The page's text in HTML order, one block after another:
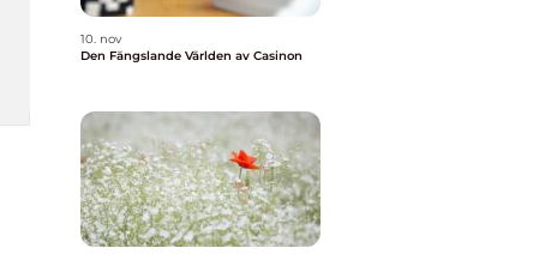
10. nov
Den Fängslande Världen av Casinon